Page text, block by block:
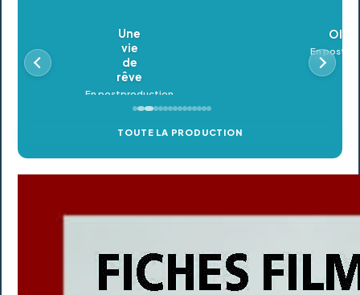
Oldeupe
En postproduction
TOUTE LA PRODUCTION